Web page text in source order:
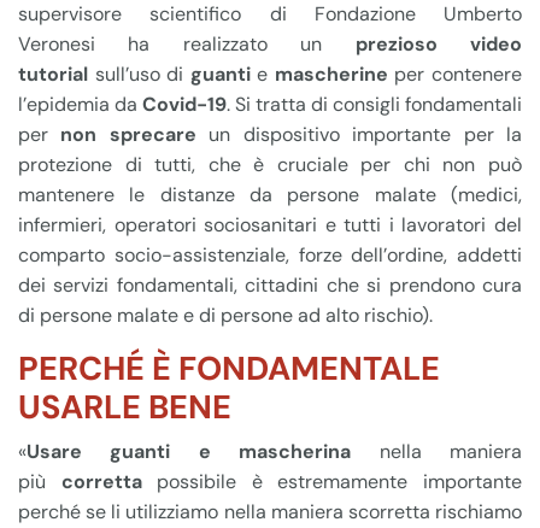
supervisore scientifico di Fondazione Umberto
Veronesi ha realizzato un
prezioso video
tutorial sull’uso di guantie mascherine per contenere
l’epidemia da Covid-19. Si tratta di consigli fondamentali
per non sprecare un dispositivo importante per la
protezione di tutti, che è cruciale per chi non può
mantenere le distanze da persone malate (medici,
infermieri, operatori sociosanitari e tutti i lavoratori del
comparto socio-assistenziale, forze dell’ordine, addetti
dei servizi fondamentali, cittadini che si prendono cura
di persone malate e di persone ad alto rischio).
PERCHÉ È FONDAMENTALE
USARLE BENE
«Usare guanti e mascherina
nella maniera
più
corretta
possibile è estremamente importante
perché se li utilizziamo nella maniera scorretta rischiamo